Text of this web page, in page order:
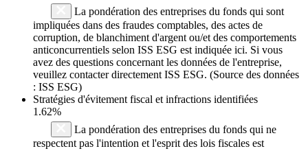
La pondération des entreprises du fonds qui sont
impliquées dans des fraudes comptables, des actes de
corruption, de blanchiment d'argent ou/et des comportements
anticoncurrentiels selon ISS ESG est indiquée ici. Si vous
avez des questions concernant les données de l'entreprise,
veuillez contacter directement ISS ESG. (Source des données
: ISS ESG)
Stratégies d'évitement fiscal et infractions identifiées
1.62%
La pondération des entreprises du fonds qui ne
respectent pas l'intention et l'esprit des lois fiscales est